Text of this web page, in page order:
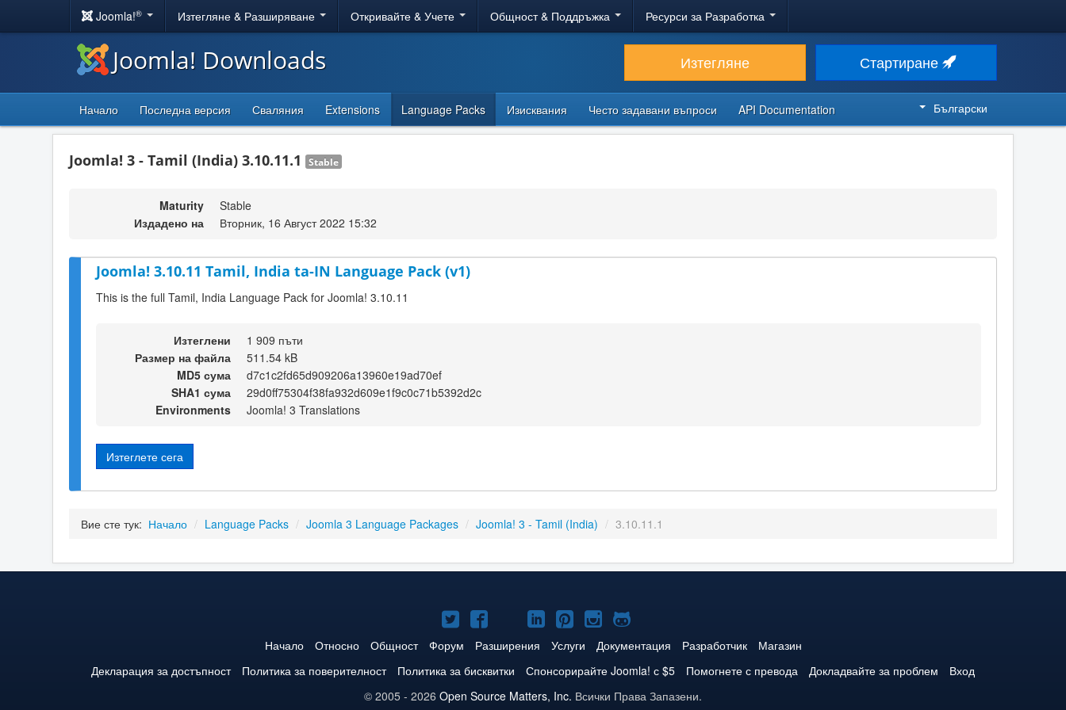
Joomla!® Изтегляне & Разширяване Откривайте & Учете Общност & Поддръжка Ресурси за Разработка
Joomla! Downloads Изтегляне Стартиране
Начало Последна версия Сваляния Extensions Language Packs Изисквания Често задавани въпроси API Documentation Български
Joomla! 3 - Tamil (India) 3.10.11.1 Stable
Maturity
Stable
Издадено на
Вторник, 16 Август 2022 15:32
Joomla! 3.10.11 Tamil, India ta-IN Language Pack (v1)
This is the full Tamil, India Language Pack for Joomla! 3.10.11
Изтеглени
1 909 пъти
Размер на файла
511.54 kB
MD5 сума
d7c1c2fd65d909206a13960e19ad70ef
SHA1 сума
29d0ff75304f38fa932d609e1f9c0c71b5392d2c
Environments
Joomla! 3 Translations
Изтеглете сега
Вие сте тук: Начало / Language Packs / Joomla 3 Language Packages / Joomla! 3 - Tamil (India) / 3.10.11.1
Joomla!
в
Twitter
Joomla!
във
Facebook
Joomla!
в
YouTube
Joomla!
в
LinkedIn
Joomla!
в
Pinterest
Joomla!
в
Instagram
Joomla!
в
GitHub
Начало Относно Общност Форум Разширения Услуги Документация Разработчик
Магазин
Декларация за достъпност
Политика за поверителност Политика за бисквитки Спонсорирайте Joomla! с $5 Помогнете с превода Докладвайте за проблем
Вход
© 2005 - 2026 Open Source Matters, Inc. Всички Права Запазени.